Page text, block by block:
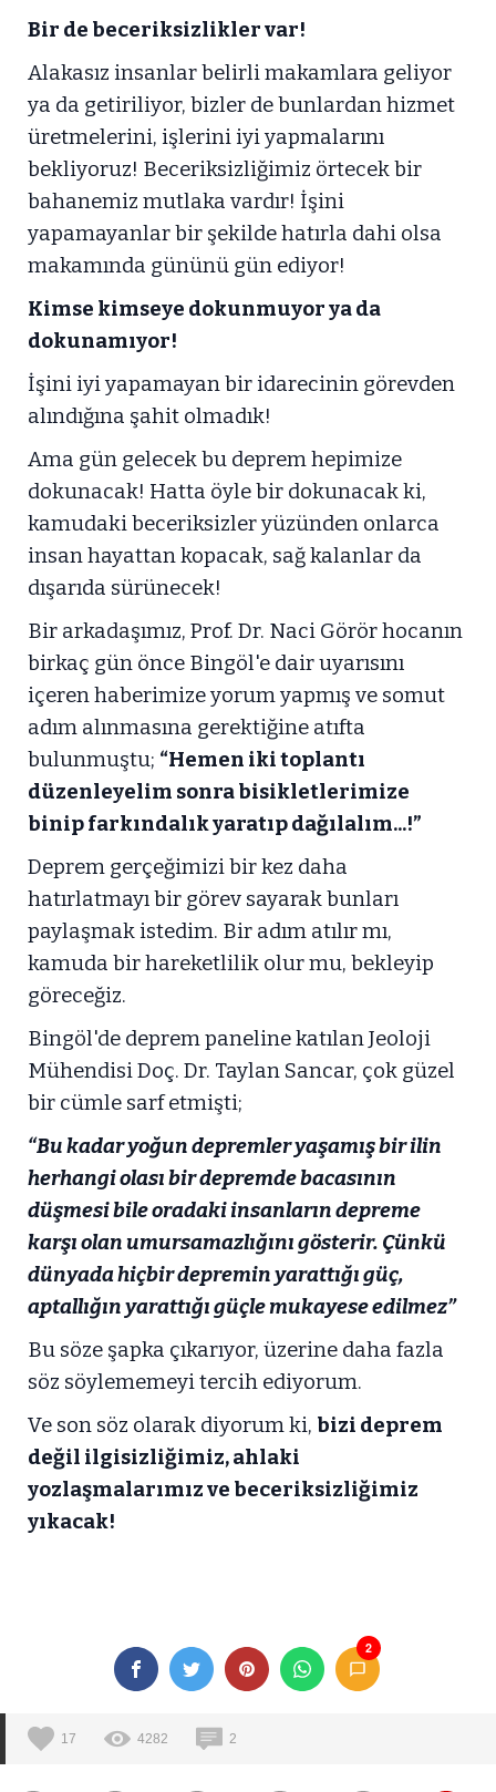
Bir de beceriksizlikler var!
Alakasız insanlar belirli makamlara geliyor
ya da getiriliyor, bizler de bunlardan hizmet
üretmelerini, işlerini iyi yapmalarını
bekliyoruz! Beceriksizliğimiz örtecek bir
bahanemiz mutlaka vardır! İşini
yapamayanlar bir şekilde hatırla dahi olsa
makamında gününü gün ediyor!
Kimse kimseye dokunmuyor ya da
dokunamıyor!
İşini iyi yapamayan bir idarecinin görevden
alındığına şahit olmadık!
Ama gün gelecek bu deprem hepimize
dokunacak! Hatta öyle bir dokunacak ki,
kamudaki beceriksizler yüzünden onlarca
insan hayattan kopacak, sağ kalanlar da
dışarıda sürünecek!
Bir arkadaşımız, Prof. Dr. Naci Görör hocanın
birkaç gün önce Bingöl'e dair uyarısını
içeren haberimize yorum yapmış ve somut
adım alınmasına gerektiğine atıfta
bulunmuştu; “Hemen iki toplantı
düzenleyelim sonra bisikletlerimize
binip farkındalık yaratıp dağılalım...!”
Deprem gerçeğimizi bir kez daha
hatırlatmayı bir görev sayarak bunları
paylaşmak istedim. Bir adım atılır mı,
kamuda bir hareketlilik olur mu, bekleyip
göreceğiz.
Bingöl'de deprem paneline katılan Jeoloji
Mühendisi Doç. Dr. Taylan Sancar, çok güzel
bir cümle sarf etmişti;
“Bu kadar yoğun depremler yaşamış bir ilin
herhangi olası bir depremde bacasının
düşmesi bile oradaki insanların depreme
karşı olan umursamazlığını gösterir. Çünkü
dünyada hiçbir depremin yarattığı güç,
aptallığın yarattığı güçle mukayese edilmez”
Bu söze şapka çıkarıyor, üzerine daha fazla
söz söylememeyi tercih ediyorum.
Ve son söz olarak diyorum ki, bizi deprem
değil ilgisizliğimiz, ahlaki
yozlaşmalarımız ve beceriksizliğimiz
yıkacak!
2
17 4282 2